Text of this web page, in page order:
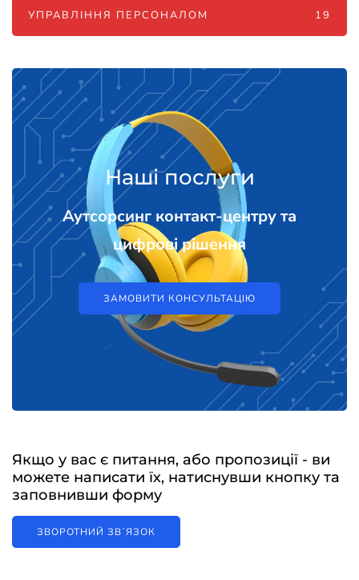
УПРАВЛІННЯ ПЕРСОНАЛОМ 19
Наші послуги
Аутсорсинг контакт-центру та
цифрові рішення
ЗАМОВИТИ КОНСУЛЬТАЦІЮ
Якщо у вас є питання, або пропозиції - ви
можете написати їх, натиснувши кнопку та
заповнивши форму
ЗВОРОТНИЙ ЗВʼЯЗОК